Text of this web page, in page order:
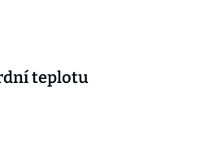
teplotu